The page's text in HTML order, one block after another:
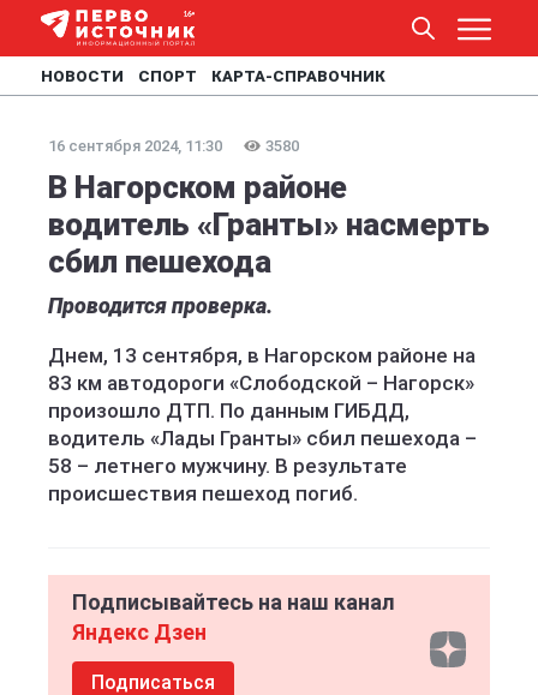
НОВОСТИ СПОРТ КАРТА-СПРАВОЧНИК
16 сентября 2024, 11:30 3580
В Нагорском районе
водитель «Гранты» насмерть
сбил пешехода
Проводится проверка.
Днем, 13 сентября, в Нагорском районе на
83 км автодороги «Слободской – Нагорск»
произошло ДТП. По данным ГИБДД,
водитель «Лады Гранты» сбил пешехода –
58 – летнего мужчину. В результате
происшествия пешеход погиб.
Подписывайтесь на наш канал
Яндекс Дзен
Подписаться